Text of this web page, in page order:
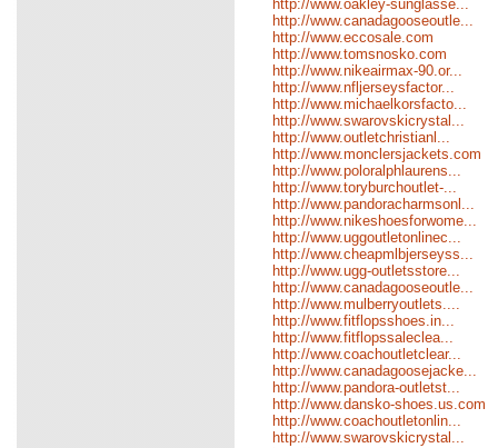
http://www.oakley-sunglasse...
http://www.canadagooseoutle...
http://www.eccosale.com
http://www.tomsnosko.com
http://www.nikeairmax-90.or...
http://www.nfljerseysfactor...
http://www.michaelkorsfacto...
http://www.swarovskicrystal...
http://www.outletchristianl...
http://www.monclersjackets.com
http://www.poloralphlaurens...
http://www.toryburchoutlet-...
http://www.pandoracharmsonl...
http://www.nikeshoesforwome...
http://www.uggoutletonlinec...
http://www.cheapmlbjerseyss...
http://www.ugg-outletsstore...
http://www.canadagooseoutle...
http://www.mulberryoutlets....
http://www.fitflopsshoes.in...
http://www.fitflopssaleclea...
http://www.coachoutletclear...
http://www.canadagoosejacke...
http://www.pandora-outletst...
http://www.dansko-shoes.us.com
http://www.coachoutletonlin...
http://www.swarovskicrystal...